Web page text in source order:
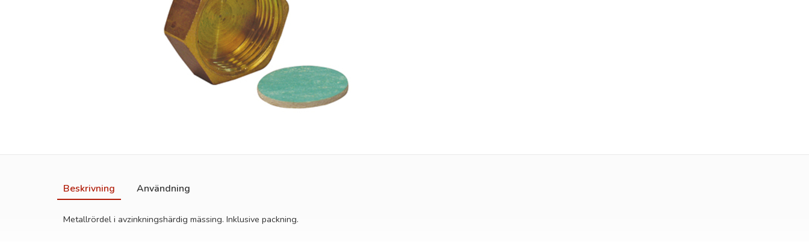
Beskrivning Användning
Metallrördel i avzinkningshärdig mässing. Inklusive packning.